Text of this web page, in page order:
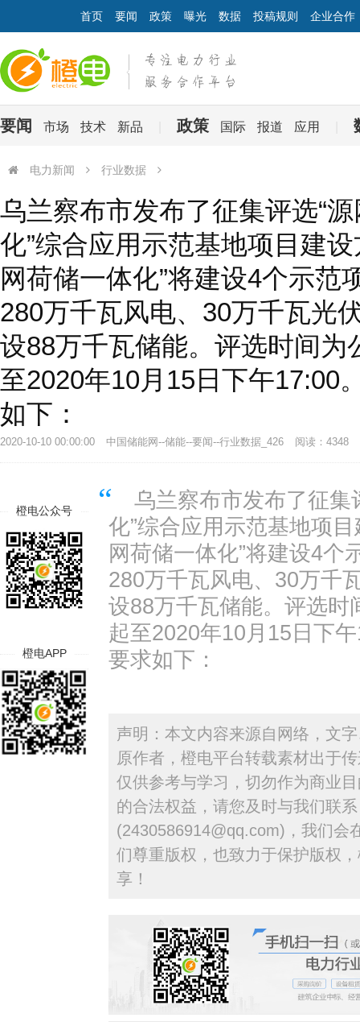
首页 要闻 政策 曝光 数据 投稿规则 企业合作
要闻 市场 技术 新品 政策 国际 报道 应用
电力新闻 行业数据
乌兰察布市发布了征集评选“源网荷储一体化”综合应用示范基地项目建
4个示范项目，共新建280万千瓦风电、30万千瓦光伏，同步配套建设
日起至2020年10月15日下午17:00。具体评选要求如下：
乌兰察布市发布了征集评选“
化”综合应用示范基地项目建
网荷储一体化”将建设4个示范
280万千瓦风电、30万千瓦光
设88万千瓦储能。评选时间为
至2020年10月15日下午17:00
如下：
2020-10-10 00:00:00 中国储能网--储能--要闻--行业数据_426 阅读：4348
橙电公众号
橙电APP
乌兰察布市发布了征集
化”综合应用示范基地项
网荷储一体化”将建设4个
280万千瓦风电、30万千
设88万千瓦储能。评选时
起至2020年10月15日下
要求如下：
声明：本文内容来源自网络，文
原作者，橙电平台转载素材出于
仅供参考与学习，切勿作为商业
的合法权益，请您及时与我们联系
(2430586914@qq.com)，我们会
们尊重版权，也致力于保护版权
享！